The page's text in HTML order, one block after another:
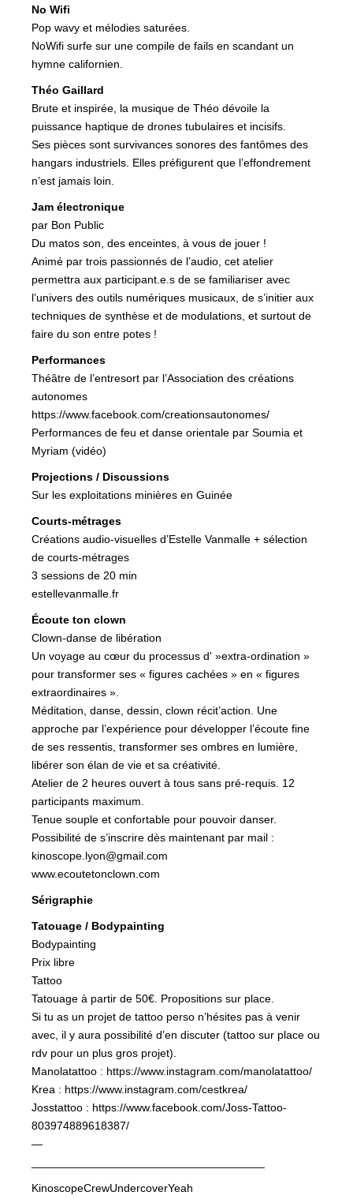
No Wifi
Pop wavy et mélodies saturées.
NoWifi surfe sur une compile de fails en scandant un
hymne californien.
Théo Gaillard
Brute et inspirée, la musique de Théo dévoile la
puissance haptique de drones tubulaires et incisifs.
Ses pièces sont survivances sonores des fantômes des
hangars industriels. Elles préfigurent que l’effondrement
n’est jamais loin.
Jam électronique
par Bon Public
Du matos son, des enceintes, à vous de jouer !
Animé par trois passionnés de l’audio, cet atelier
permettra aux participant.e.s de se familiariser avec
l’univers des outils numériques musicaux, de s’initier aux
techniques de synthèse et de modulations, et surtout de
faire du son entre potes !
Performances
Théâtre de l’entresort par l’Association des créations
autonomes
https://www.facebook.com/creationsautonomes/
Performances de feu et danse orientale par Soumia et
Myriam (vidéo)
Projections / Discussions
Sur les exploitations minières en Guinée
Courts-métrages
Créations audio-visuelles d’Estelle Vanmalle + sélection
de courts-métrages
3 sessions de 20 min
estellevanmalle.fr
Écoute ton clown
Clown-danse de libération
Un voyage au cœur du processus d' »extra-ordination »
pour transformer ses « figures cachées » en « figures
extraordinaires ».
Méditation, danse, dessin, clown récit’action. Une
approche par l’expérience pour développer l’écoute fine
de ses ressentis, transformer ses ombres en lumière,
libérer son élan de vie et sa créativité.
Atelier de 2 heures ouvert à tous sans pré-requis. 12
participants maximum.
Tenue souple et confortable pour pouvoir danser.
Possibilité de s’inscrire dès maintenant par mail :
kinoscope.lyon@gmail.com
www.ecoutetonclown.com
Sérigraphie
Tatouage / Bodypainting
Bodypainting
Prix libre
Tattoo
Tatouage à partir de 50€. Propositions sur place.
Si tu as un projet de tattoo perso n’hésites pas à venir
avec, il y aura possibilité d’en discuter (tattoo sur place ou
rdv pour un plus gros projet).
Manolatattoo : https://www.instagram.com/manolatattoo/
Krea : https://www.instagram.com/cestkrea/
Josstattoo : https://www.facebook.com/Joss-Tattoo-
803974889618387/
—
KinoscopeCrewUndercoverYeah